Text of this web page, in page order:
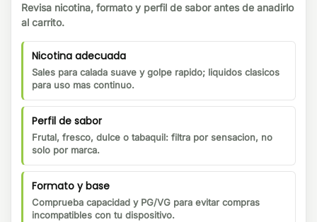
Revisa nicotina, formato y perfil de sabor antes de anadirlo
al carrito.
Nicotina adecuada
Sales para calada suave y golpe rapido; liquidos clasicos
para uso mas continuo.
Perfil de sabor
Frutal, fresco, dulce o tabaquil: filtra por sensacion, no
solo por marca.
Formato y base
Comprueba capacidad y PG/VG para evitar compras
incompatibles con tu dispositivo.